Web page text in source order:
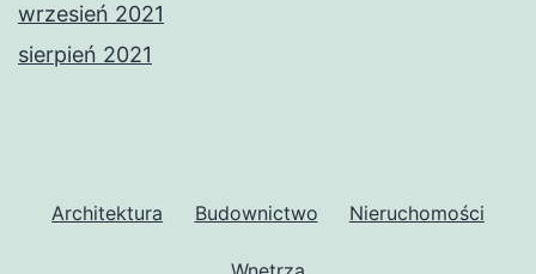
wrzesień 2021
sierpień 2021
Architektura Budownictwo Nieruchomości